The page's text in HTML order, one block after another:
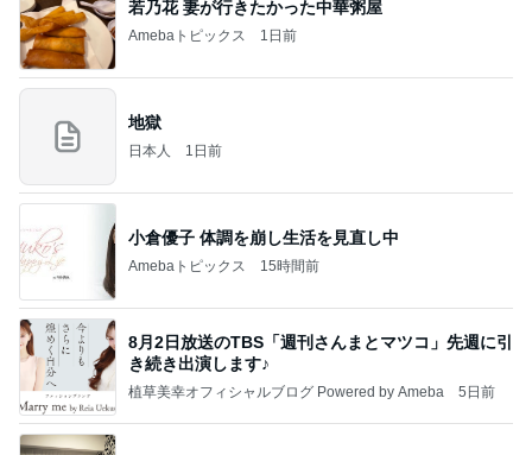
若乃花 妻が行きたかった中華粥屋
Amebaトピックス 1日前
地獄
日本人 1日前
小倉優子 体調を崩し生活を見直し中
Amebaトピックス 15時間前
8月2日放送のTBS「週刊さんまとマツコ」先週に引
き続き出演します♪
植草美幸オフィシャルブログ Powered by Ameba 5日前